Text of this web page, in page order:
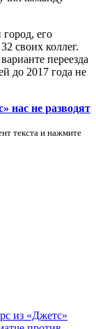
его
своих коллег.
переезда
до 2017 года не
нас не разводят
текста и нажмите
из «Джетс»